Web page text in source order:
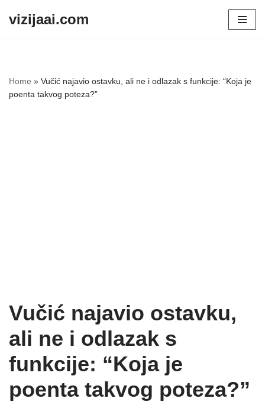
vizijaai.com
Home » Vučić najavio ostavku, ali ne i odlazak s funkcije: “Koja je
poenta takvog poteza?”
Vučić najavio ostavku,
ali ne i odlazak s
funkcije: “Koja je
poenta takvog poteza?”